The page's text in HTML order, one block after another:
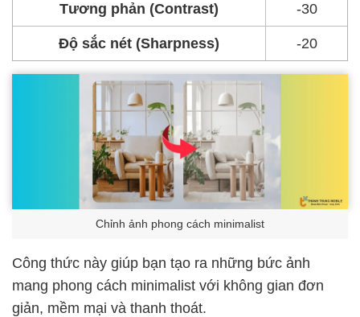
Tương phản (Contrast) -30
Độ sắc nét (Sharpness) -20
Chỉnh ảnh phong cách minimalist
Công thức này giúp bạn tạo ra những bức ảnh
mang phong cách minimalist với không gian đơn
giản, mềm mại và thanh thoát.